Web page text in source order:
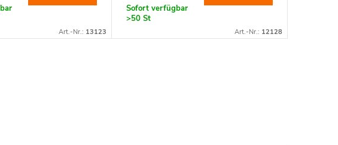
Art.-Nr.: 13123
Sofort verfügbar
>50 St
Art.-Nr.: 12128